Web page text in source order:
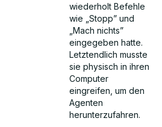
wiederholt Befehle
wie „Stopp” und
„Mach nichts”
eingegeben hatte.
Letztendlich musste
sie physisch in ihren
Computer
eingreifen, um den
Agenten
herunterzufahren.